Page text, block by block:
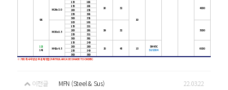
98
M24x3.0 16 32
10
4000
130
188
150
208
200
258
250
308
300
358
M30x3.5
100 161
19 32 5000
150
211
200
261
250
311
300
361
128
148
M42x4.5
150
240
30
45 15
SM45C
SUS304
6000
200
290
250
340
300
390
※ 기타 특수사양은 주문제작함(PARTICULAR CASE IS MADE-TO-ORDER)
이전글 MFN (Steel & Sus) 22.03.22